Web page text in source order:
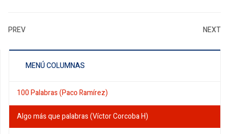
PREV NEXT
MENÚ COLUMNAS
100 Palabras (Paco Ramírez)
Algo más que palabras (Víctor Corcoba H)